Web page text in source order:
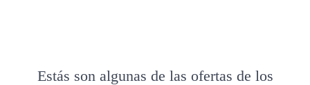
Estás son algunas de las ofertas de los